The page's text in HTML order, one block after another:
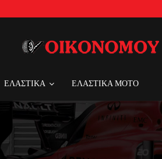
ΕΛΑΣΤΙΚΑ ΕΛΑΣΤΙΚΑ MOTO